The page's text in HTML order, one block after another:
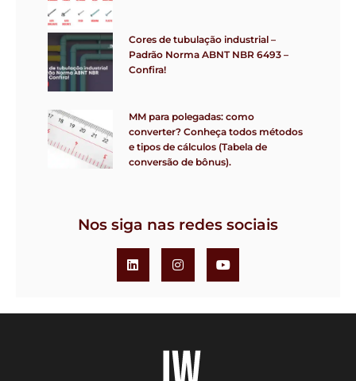
Cores de tubulação industrial –
Padrão Norma ABNT NBR 6493 –
Confira!
MM para polegadas: como
converter? Conheça todos métodos
e tipos de cálculos (Tabela de
conversão de bônus).
Nos siga nas redes sociais